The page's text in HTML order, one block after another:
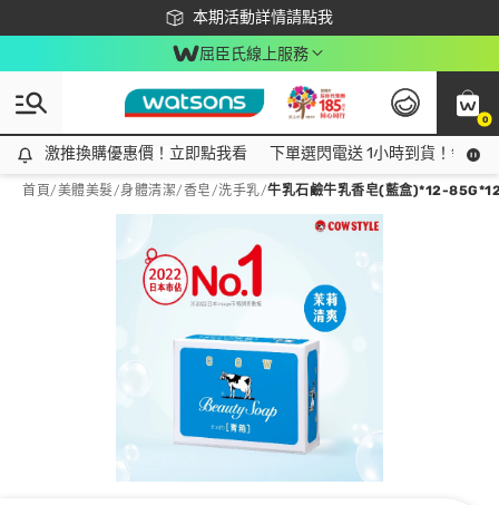
本期活動詳情請點我
下載app最高回饋$350
屈臣氏線上服務
0
激推換購優惠價！立即點我看
激推換購優惠價！立即點我看 下單選閃電送 1小時到貨！領神
首頁/美體美髮/身體清潔/香皂/洗手乳/牛乳石鹼牛乳香皂(藍盒)*12-